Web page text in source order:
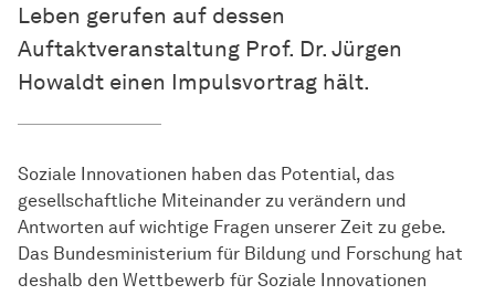
Leben gerufen auf dessen
Auftaktveranstaltung Prof. Dr. Jürgen
Howaldt einen Impulsvortrag hält.
Soziale Innovationen haben das Potential, das
gesellschaftliche Miteinander zu verändern und
Antworten auf wichtige Fragen unserer Zeit zu gebe.
Das Bundesministerium für Bildung und Forschung hat
deshalb den Wettbewerb für Soziale Innovationen